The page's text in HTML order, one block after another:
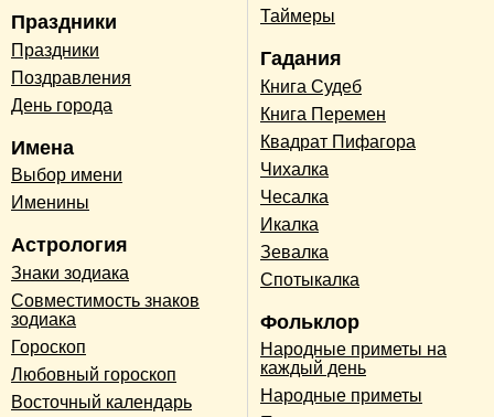
Праздники
Праздники
Поздравления
День города
Имена
Выбор имени
Именины
Астрология
Знаки зодиака
Совместимость знаков
зодиака
Гороскоп
Любовный гороскоп
Восточный календарь
Таймеры
Гадания
Книга Судеб
Книга Перемен
Квадрат Пифагора
Чихалка
Чесалка
Икалка
Зевалка
Спотыкалка
Фольклор
Народные приметы на
каждый день
Народные приметы